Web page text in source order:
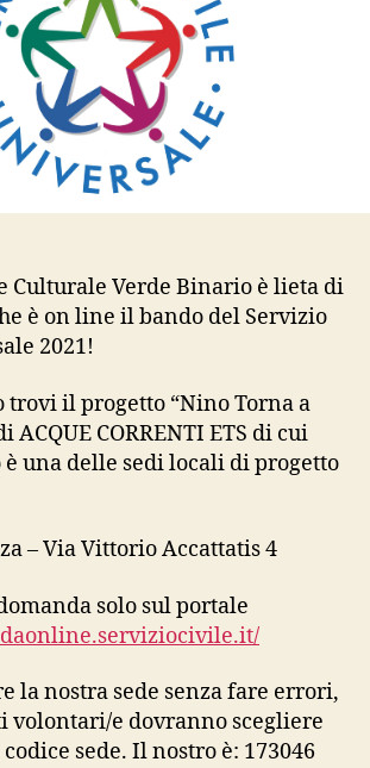
Culturale Verde Binario è lieta di
è on line il bando del Servizio
2021!
trovi il progetto “Nino Torna a
ACQUE CORRENTI ETS di cui
una delle sedi locali di progetto
– Via Vittorio Accattatis 4
solo sul portale
la nostra sede senza fare errori,
volontari/e dovranno scegliere
sede. Il nostro è: 173046